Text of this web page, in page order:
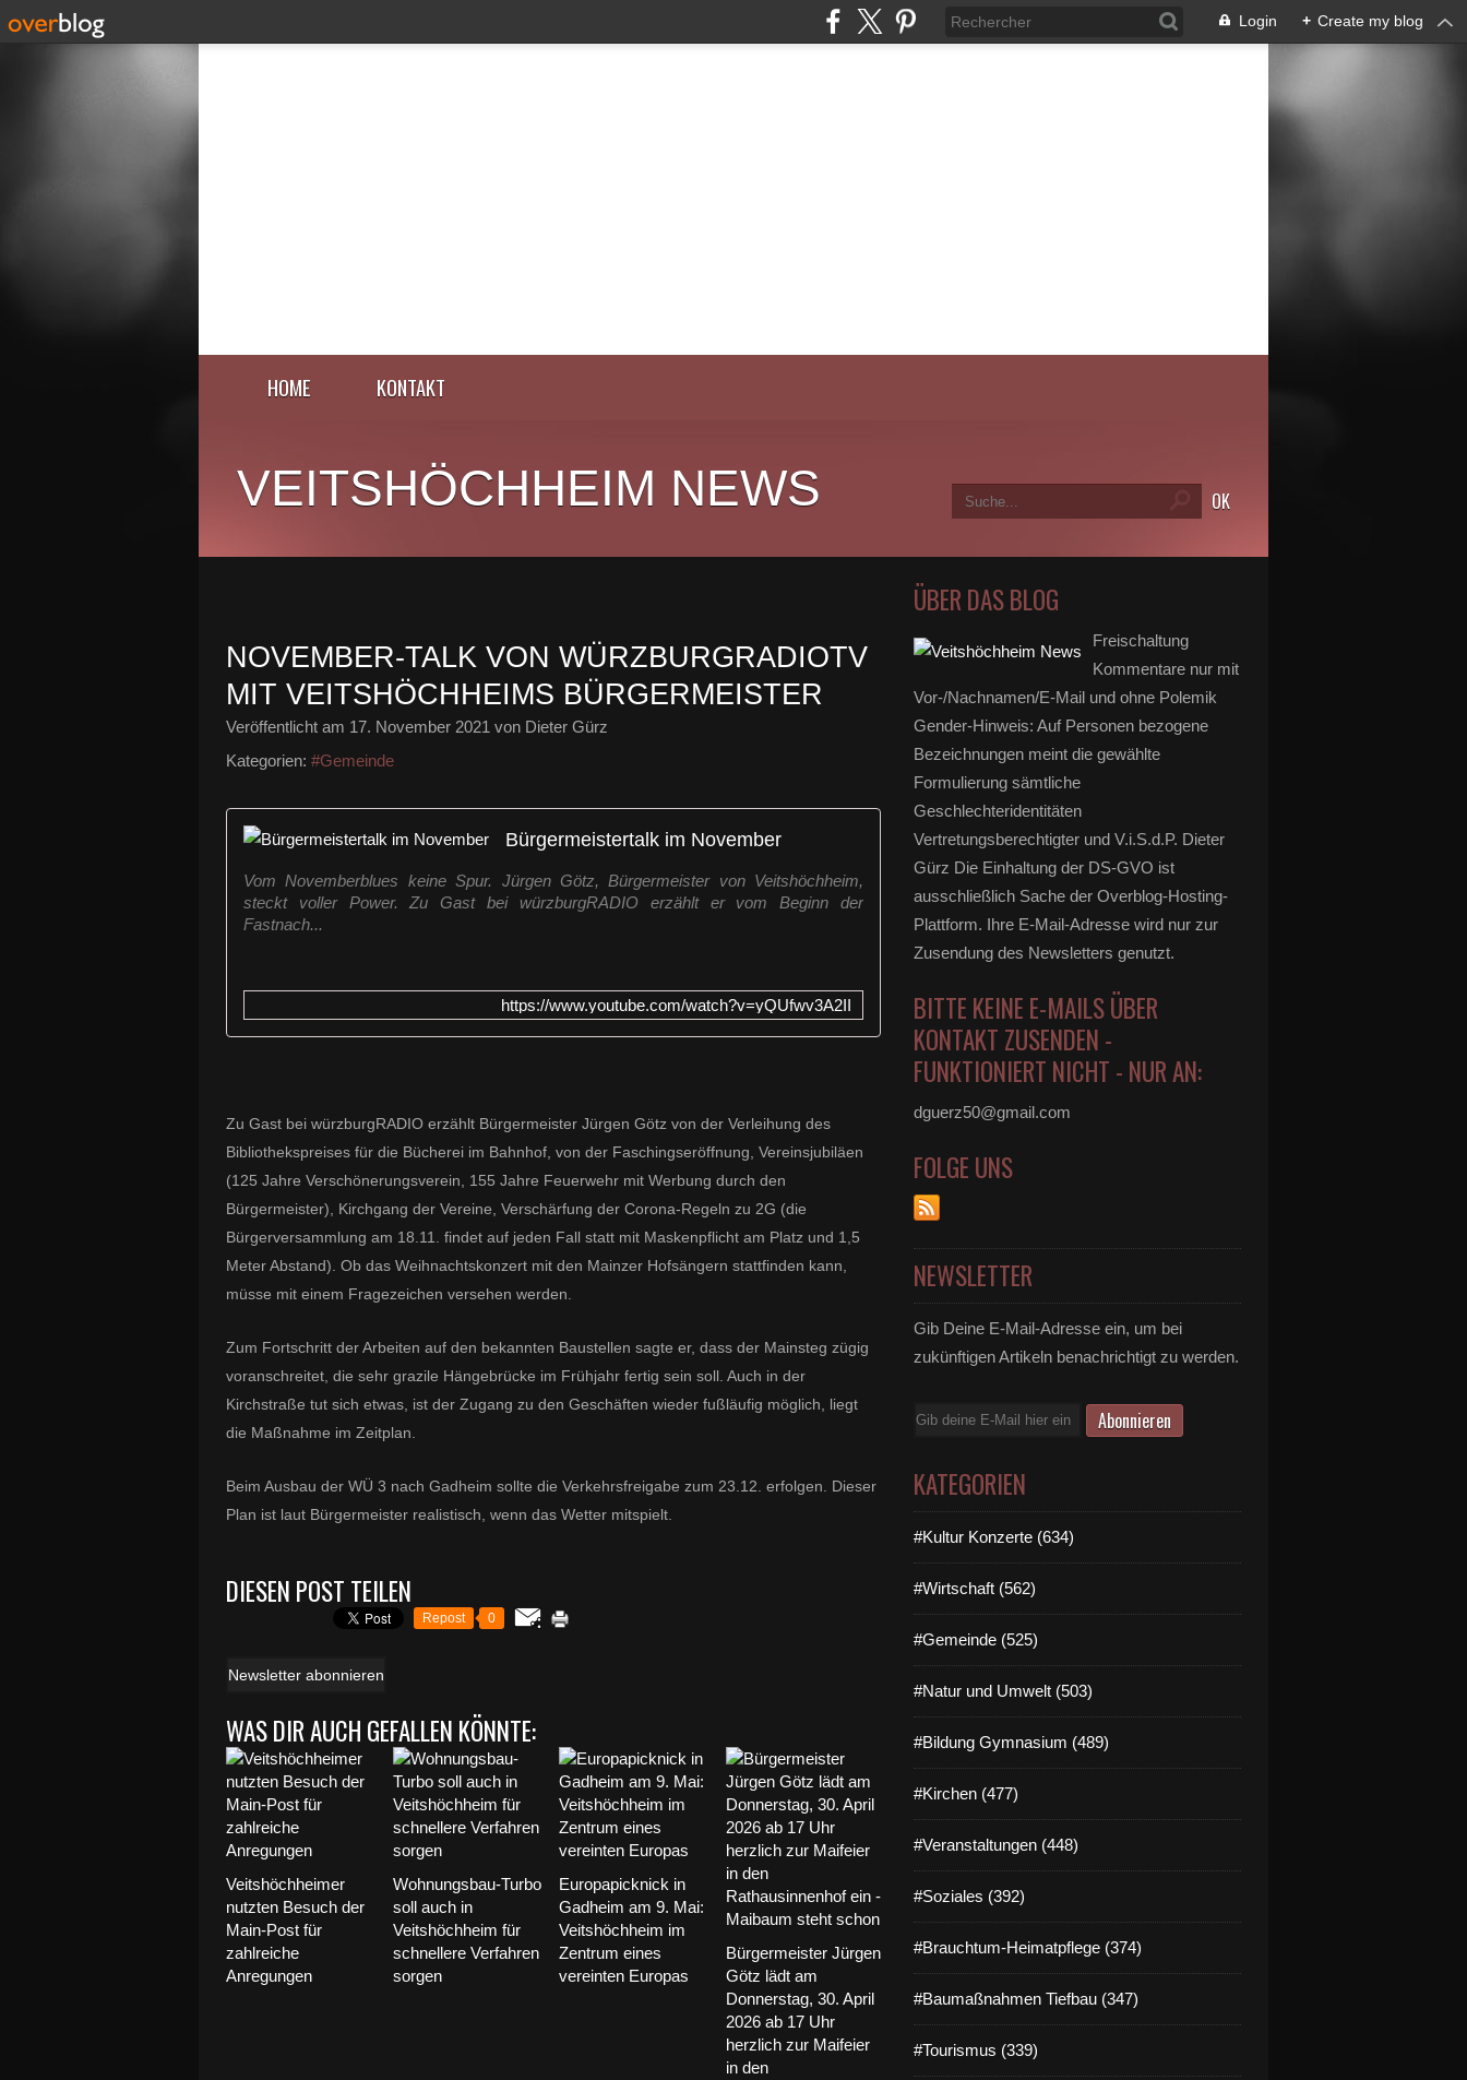
Login + Create my blog
HOME KONTAKT
VEITSHÖCHHEIM NEWS
NOVEMBER-TALK VON WÜRZBURGRADIOTV
MIT VEITSHÖCHHEIMS BÜRGERMEISTER
Veröffentlicht am 17. November 2021 von Dieter Gürz
Kategorien: #Gemeinde
Bürgermeistertalk im November
Vom Novemberblues keine Spur. Jürgen Götz, Bürgermeister von Veitshöchheim,
steckt voller Power. Zu Gast bei würzburgRADIO erzählt er vom Beginn der
Fastnach...
https://www.youtube.com/watch?v=yQUfwv3A2II
Zu Gast bei würzburgRADIO erzählt Bürgermeister Jürgen Götz von der Verleihung des
Bibliothekspreises für die Bücherei im Bahnhof, von der Faschingseröffnung, Vereinsjubiläen
(125 Jahre Verschönerungsverein, 155 Jahre Feuerwehr mit Werbung durch den
Bürgermeister), Kirchgang der Vereine, Verschärfung der Corona-Regeln zu 2G (die
Bürgerversammlung am 18.11. findet auf jeden Fall statt mit Maskenpflicht am Platz und 1,5
Meter Abstand). Ob das Weihnachtskonzert mit den Mainzer Hofsängern stattfinden kann,
müsse mit einem Fragezeichen versehen werden.
Zum Fortschritt der Arbeiten auf den bekannten Baustellen sagte er, dass der Mainsteg zügig
voranschreitet, die sehr grazile Hängebrücke im Frühjahr fertig sein soll. Auch in der
Kirchstraße tut sich etwas, ist der Zugang zu den Geschäften wieder fußläufig möglich, liegt
die Maßnahme im Zeitplan.
Beim Ausbau der WÜ 3 nach Gadheim sollte die Verkehrsfreigabe zum 23.12. erfolgen. Dieser
Plan ist laut Bürgermeister realistisch, wenn das Wetter mitspielt.
DIESEN POST TEILEN
Repost 0
Newsletter abonnieren
WAS DIR AUCH GEFALLEN KÖNNTE:
Veitshöchheimer
nutzten Besuch der
Main-Post für
zahlreiche
Anregungen
Wohnungsbau-Turbo
soll auch in
Veitshöchheim für
schnellere Verfahren
sorgen
Europapicknick in
Gadheim am 9. Mai:
Veitshöchheim im
Zentrum eines
vereinten Europas
Bürgermeister Jürgen
Götz lädt am
Donnerstag, 30. April
2026 ab 17 Uhr
herzlich zur Maifeier
in den
ÜBER DAS BLOG
Freischaltung
Kommentare nur mit
Vor-/Nachnamen/E-Mail und ohne Polemik
Gender-Hinweis: Auf Personen bezogene
Bezeichnungen meint die gewählte
Formulierung sämtliche
Geschlechteridentitäten
Vertretungsberechtigter und V.i.S.d.P. Dieter
Gürz Die Einhaltung der DS-GVO ist
ausschließlich Sache der Overblog-Hosting-
Plattform. Ihre E-Mail-Adresse wird nur zur
Zusendung des Newsletters genutzt.
BITTE KEINE E-MAILS ÜBER
KONTAKT ZUSENDEN -
FUNKTIONIERT NICHT - NUR AN:
dguerz50@gmail.com
FOLGE UNS
NEWSLETTER
Gib Deine E-Mail-Adresse ein, um bei
zukünftigen Artikeln benachrichtigt zu werden.
E-
KATEGORIEN
#Kultur Konzerte (634)
#Wirtschaft (562)
#Gemeinde (525)
#Natur und Umwelt (503)
#Bildung Gymnasium (489)
#Kirchen (477)
#Veranstaltungen (448)
#Soziales (392)
#Brauchtum-Heimatpflege (374)
#Baumaßnahmen Tiefbau (347)
#Tourismus (339)